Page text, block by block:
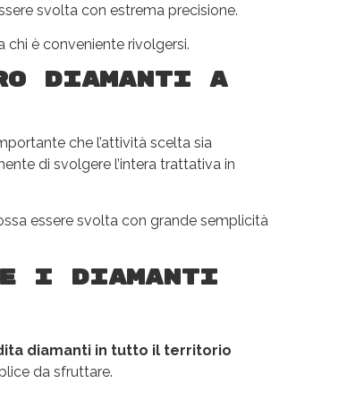
svolta con estrema precisione.
è conveniente rivolgersi.
diamanti a
che l’attività scelta sia
di svolgere l’intera trattativa in
essere svolta con grande semplicità
i diamanti
diamanti in tutto il territorio
da sfruttare.